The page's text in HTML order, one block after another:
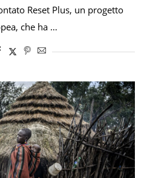
Reset Plus, un progetto
che ha …